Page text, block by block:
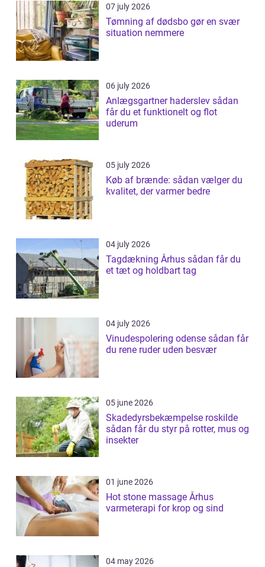
07 july 2026
Tømning af dødsbo gør en svær
situation nemmere
06 july 2026
Anlægsgartner haderslev sådan
får du et funktionelt og flot
uderum
05 july 2026
Køb af brænde: sådan vælger du
kvalitet, der varmer bedre
04 july 2026
Tagdækning Århus sådan får du
et tæt og holdbart tag
04 july 2026
Vinudespolering odense sådan får
du rene ruder uden besvær
05 june 2026
Skadedyrsbekæmpelse roskilde
sådan får du styr på rotter, mus og
insekter
01 june 2026
Hot stone massage Århus
varmeterapi for krop og sind
04 may 2026